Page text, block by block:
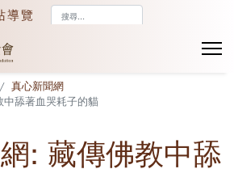
導覽
真心新聞網
舔著血哭耗子的貓
: 藏傳佛教中舔